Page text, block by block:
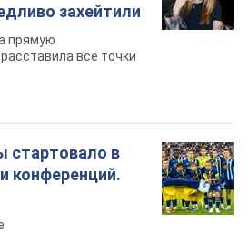
захейтили
прямую
все точки
стартовало в
конференций.